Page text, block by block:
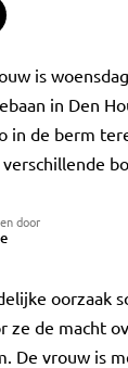
is
in Den
in de berm
door
oorzaak
ze de macht
De vrouw is